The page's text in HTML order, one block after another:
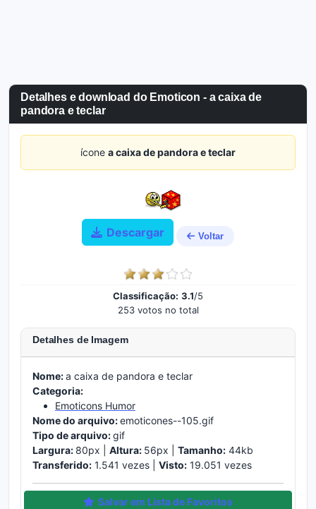
Detalhes e download do Emoticon - a caixa de
pandora e teclar
ícone a caixa de pandora e teclar
Descargar Voltar
Classificação: 3.1/5
253 votos no total
Detalhes de Imagem
Nome:a caixa de pandora e teclar
Categoria:
Emoticons Humor
Nome do arquivo:emoticones--105.gif
Tipo de arquivo:gif
Largura: 80px | Altura: 56px | Tamanho: 44kb
Transferido: 1.541 vezes | Visto: 19.051 vezes
Salvar em Lista de Favoritos